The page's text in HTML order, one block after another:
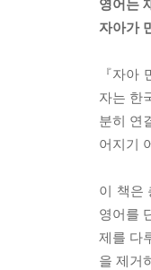
영어는
자아가
『자아
자는 한
분히 연
어지기
이 책은
영어를
제를 다
을 제거